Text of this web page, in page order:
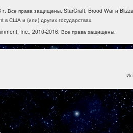
Все права защищены. StarCraft, Brood War и
в США и (или) других государствах.
Inc., 2010-2016. Все права защищены.